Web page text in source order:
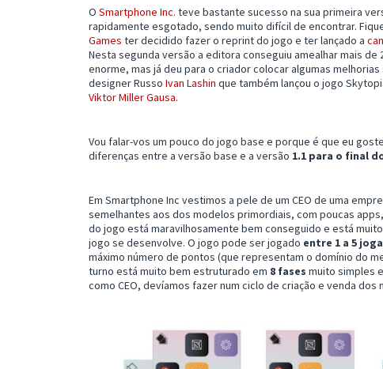
O Smartphone Inc. teve bastante sucesso na sua primeira
rapidamente esgotado, sendo muito difícil de encontrar.
Games ter decidido fazer o reprint do jogo e ter lançado a
Nesta segunda versão a editora conseguiu amealhar mais de
enorme, mas já deu para o criador colocar algumas
designer Russo Ivan Lashin que também lançou o jogo
Viktor Miller Gausa.
Vou falar-vos um pouco do jogo base e porque é que eu
diferenças entre a versão base e a versão 1.1 para o final
Em Smartphone Inc vestimos a pele de um CEO de uma
semelhantes aos dos modelos primordiais, com poucas
do jogo está maravilhosamente bem conseguido e está
jogo se desenvolve. O jogo pode ser jogado entre 1 a 5
máximo número de pontos (que representam o domínio do
turno está muito bem estruturado em 8 fases muito simples
como CEO, devíamos fazer num ciclo de criação e venda